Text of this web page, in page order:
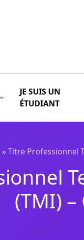
JE SUIS UN
ÉTUDIANT
»Titre Professionnel
(TMI)